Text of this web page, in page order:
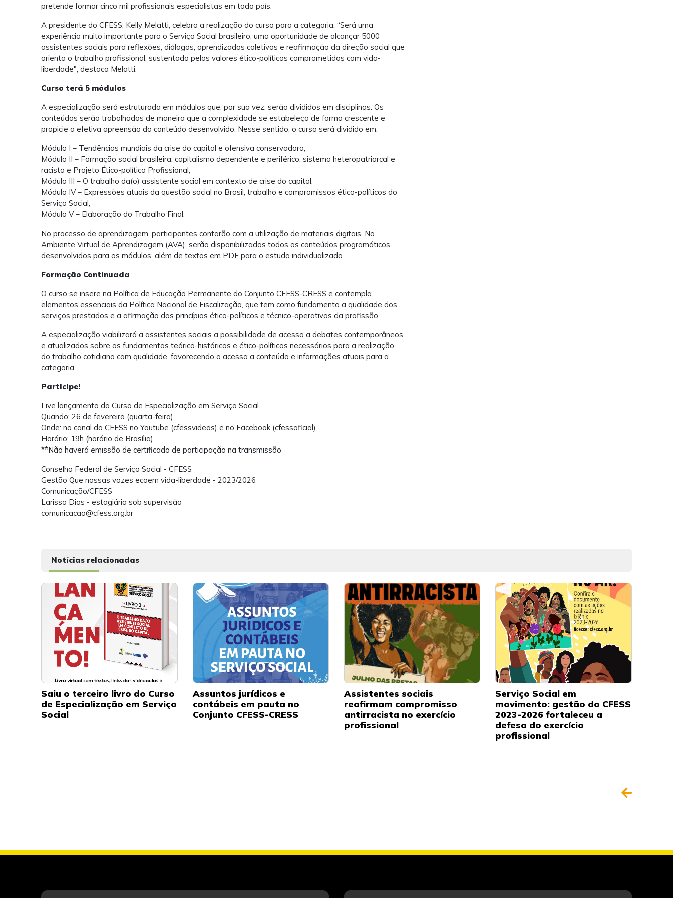
pretende formar cinco mil profissionais especialistas em todo país.
A presidente do CFESS, Kelly Melatti, celebra a realização do curso para a categoria. “Será uma
experiência muito importante para o Serviço Social brasileiro, uma oportunidade de alcançar 5000
assistentes sociais para reflexões, diálogos, aprendizados coletivos e reafirmação da direção social que
orienta o trabalho profissional, sustentado pelos valores ético-políticos comprometidos com vida-
liberdade", destaca Melatti.
Curso terá 5 módulos
A especialização será estruturada em módulos que, por sua vez, serão divididos em disciplinas. Os
conteúdos serão trabalhados de maneira que a complexidade se estabeleça de forma crescente e
propicie a efetiva apreensão do conteúdo desenvolvido. Nesse sentido, o curso será dividido em:
Módulo I – Tendências mundiais da crise do capital e ofensiva conservadora;
Módulo II – Formação social brasileira: capitalismo dependente e periférico, sistema heteropatriarcal e
racista e Projeto Ético-político Profissional;
Módulo III – O trabalho da(o) assistente social em contexto de crise do capital;
Módulo IV – Expressões atuais da questão social no Brasil, trabalho e compromissos ético-políticos do
Serviço Social;
Módulo V – Elaboração do Trabalho Final.
No processo de aprendizagem, participantes contarão com a utilização de materiais digitais. No
Ambiente Virtual de Aprendizagem (AVA), serão disponibilizados todos os conteúdos programáticos
desenvolvidos para os módulos, além de textos em PDF para o estudo individualizado.
Formação Continuada
O curso se insere na Política de Educação Permanente do Conjunto CFESS-CRESS e contempla
elementos essenciais da Política Nacional de Fiscalização, que tem como fundamento a qualidade dos
serviços prestados e a afirmação dos princípios ético-políticos e técnico-operativos da profissão.
A especialização viabilizará a assistentes sociais a possibilidade de acesso a debates contemporâneos
e atualizados sobre os fundamentos teórico-históricos e ético-políticos necessários para a realização
do trabalho cotidiano com qualidade, favorecendo o acesso a conteúdo e informações atuais para a
categoria.
Participe!
Live lançamento do Curso de Especialização em Serviço Social
Quando: 26 de fevereiro (quarta-feira)
Onde: no canal do CFESS no Youtube (cfessvideos) e no Facebook (cfessoficial)
Horário: 19h (horário de Brasília)
**Não haverá emissão de certificado de participação na transmissão
Conselho Federal de Serviço Social - CFESS
Gestão Que nossas vozes ecoem vida-liberdade - 2023/2026
Comunicação/CFESS
Larissa Dias - estagiária sob supervisão
comunicacao@cfess.org.br
Notícias relacionadas
Saiu o terceiro livro do Curso
de Especialização em Serviço
Social
Assuntos jurídicos e
contábeis em pauta no
Conjunto CFESS-CRESS
Assistentes sociais
reafirmam compromisso
antirracista no exercício
profissional
Serviço Social em
movimento: gestão do CFESS
2023-2026 fortaleceu a
defesa do exercício
profissional